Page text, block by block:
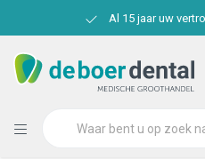
Al 15 jaar uw